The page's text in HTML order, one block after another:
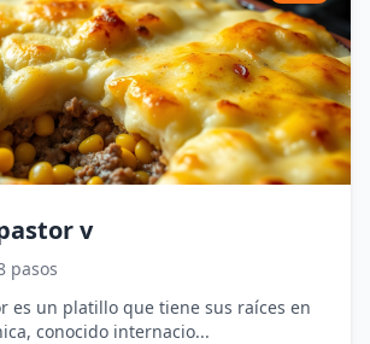
v
pasos
es un platillo que tiene sus raíces en
conocido internacio...